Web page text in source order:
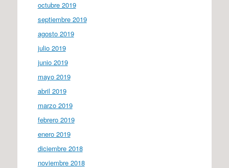
octubre 2019
septiembre 2019
agosto 2019
julio 2019
junio 2019
mayo 2019
abril 2019
marzo 2019
febrero 2019
enero 2019
diciembre 2018
noviembre 2018